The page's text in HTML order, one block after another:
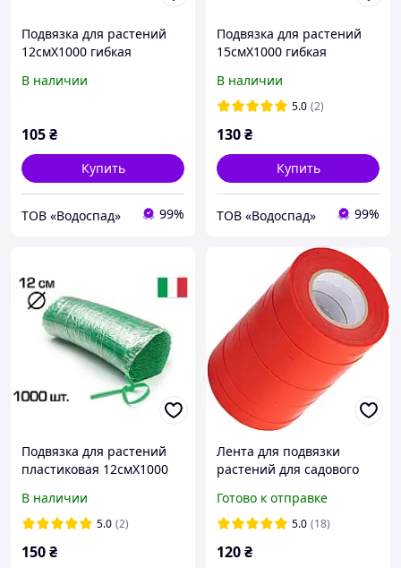
Подвязка для растений
12смХ1000 гибкая
бумажной оболочке
В наличии
105₴
Купить
ТОВ «Водоспад» 99%
Подвязка для растений
15смХ1000 гибкая
бумажной оболочке
(23FCSPE15)
В наличии
5.0 (2)
130₴
Купить
ТОВ «Водоспад» 99%
Подвязка для растений
пластиковая 12смХ1000
проволока, CORDIOLI
(23FASPE12)
В наличии
5.0 (2)
150₴
Лента для подвязки
растений для садового
130мкм.
Готово к отправке
5.0 (18)
120₴